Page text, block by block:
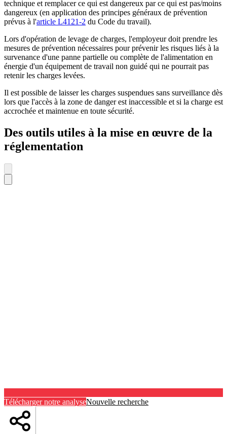
technique et remplacer ce qui est dangereux par ce qui est pas/moins
dangereux (en application des principes généraux de prévention
prévus à l'article L4121-2 du Code du travail).
Lors d'opération de levage de charges, l'employeur doit prendre les
mesures de prévention nécessaires pour prévenir les risques liés à la
survenance d'une panne partielle ou complète de l'alimentation en
énergie d'un équipement de travail non guidé qui ne pourrait pas
retenir les charges levées.
Il est possible de laisser les charges suspendues sans surveillance dès
lors que l'accès à la zone de danger est inaccessible et si la charge est
accrochée et maintenue en toute sécurité.
Des outils utiles à la mise en œuvre de la
réglementation
Télécharger notre analyseNouvelle recherche